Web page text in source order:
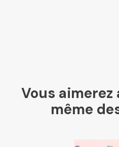
Vous aimerez
même